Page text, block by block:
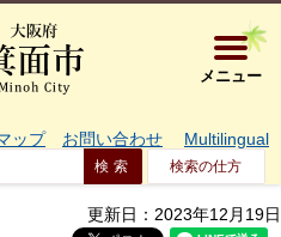
大阪府箕
メニュー
ップ お問い合わせ Multilingual
検索の仕方
更新日：2023年12月19日